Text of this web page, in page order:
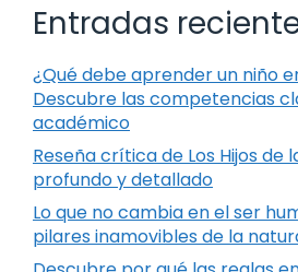
Entradas
¿Qué debe aprender un niño
Descubre las competencias
académico
Reseña crítica de Los Hijos de
profundo y detallado
Lo que no cambia en el ser
pilares inamovibles de la